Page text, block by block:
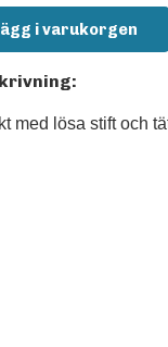
i varukorgen
med lösa stift och